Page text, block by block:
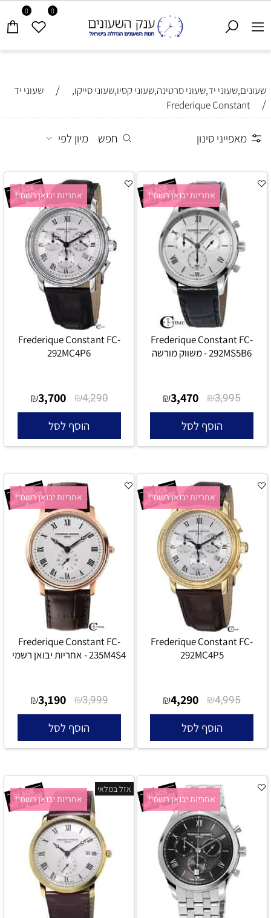
0 0
שעונים,שעוני יד,שעוני סרטינה,שעוני קסיו,שעוני סייקו, / שעוני יד
/
Frederique Constant
מאפייני סינון חפש מיון לפי
אחריות יבואן רשמי!
Frederique Constant FC-
292MS5B6 - משווק מורשה
₪3,995
₪3,470
הוסף לסל
אחריות יבואן רשמי!
Frederique Constant FC-
292MC4P6
₪4,290
₪3,700
הוסף לסל
אחריות יבואן רשמי!
Frederique Constant FC-
292MC4P5
₪4,995
₪4,290
הוסף לסל
אחריות יבואן רשמי!
Frederique Constant FC-
235M4S4 - אחריות יבואן רשמי
₪3,999
₪3,190
הוסף לסל
אחריות יבואן רשמי! אחריות יבואן רשמי!
אזל במלאי